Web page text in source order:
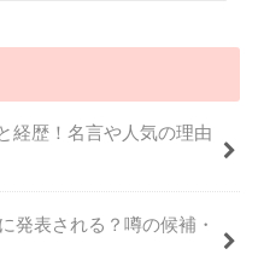
経歴！名言や人気の理由
発表される？噂の候補・